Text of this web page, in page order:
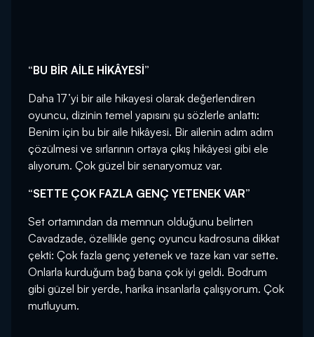
“BU BİR AİLE HİKÂYESİ”
Daha 17’yi bir aile hikayesi olarak değerlendiren
oyuncu, dizinin temel yapısını şu sözlerle anlattı:
Benim için bu bir aile hikâyesi. Bir ailenin adım adım
çözülmesi ve sırlarının ortaya çıkış hikâyesi gibi ele
alıyorum. Çok güzel bir senaryomuz var.
“SETTE ÇOK FAZLA GENÇ YETENEK VAR”
Set ortamından da memnun olduğunu belirten
Cavadzade, özellikle genç oyuncu kadrosuna dikkat
çekti: Çok fazla genç yetenek ve taze kan var sette.
Onlarla kurduğum bağ bana çok iyi geldi. Bodrum
gibi güzel bir yerde, harika insanlarla çalışıyorum. Çok
mutluyum.